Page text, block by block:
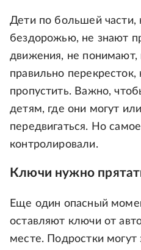
Дети по большей части,
бездорожью, не знают
движения, не понимают,
правильно
пропустить. Важно,
детям, где они могут
передвигаться. Но
контролировали.
Ключи нужно
Еще один опасный
оставляют ключи от
месте. Подростки могут